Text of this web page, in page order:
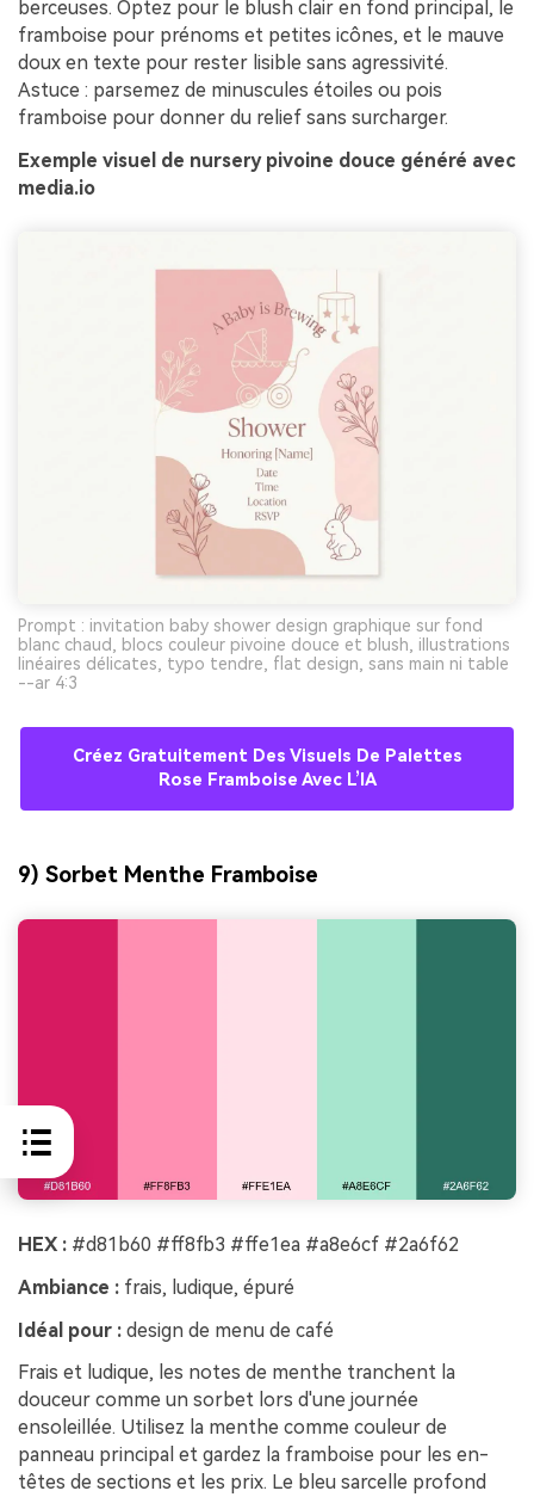
berceuses. Optez pour le blush clair en fond principal, le
framboise pour prénoms et petites icônes, et le mauve
doux en texte pour rester lisible sans agressivité.
Astuce : parsemez de minuscules étoiles ou pois
framboise pour donner du relief sans surcharger.
Exemple visuel de nursery pivoine douce généré avec
media.io
Prompt : invitation baby shower design graphique sur fond
blanc chaud, blocs couleur pivoine douce et blush, illustrations
linéaires délicates, typo tendre, flat design, sans main ni table
--ar 4:3
Créez Gratuitement Des Visuels De Palettes
Rose Framboise Avec L’IA
9) Sorbet Menthe Framboise
HEX : #d81b60 #ff8fb3 #ffe1ea #a8e6cf #2a6f62
Ambiance : frais, ludique, épuré
Idéal pour : design de menu de café
Frais et ludique, les notes de menthe tranchent la
douceur comme un sorbet lors d'une journée
ensoleillée. Utilisez la menthe comme couleur de
panneau principal et gardez la framboise pour les en-
têtes de sections et les prix. Le bleu sarcelle profond